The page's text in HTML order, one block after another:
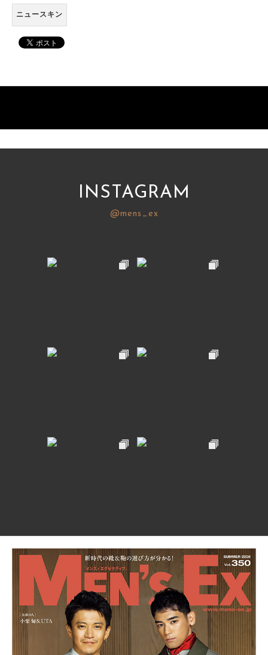
ニュースキン
INSTAGRAM
@mens_ex